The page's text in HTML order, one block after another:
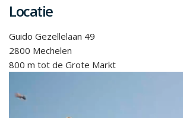
Locatie
Guido Gezellelaan 49
2800 Mechelen
800 m tot de Grote Markt